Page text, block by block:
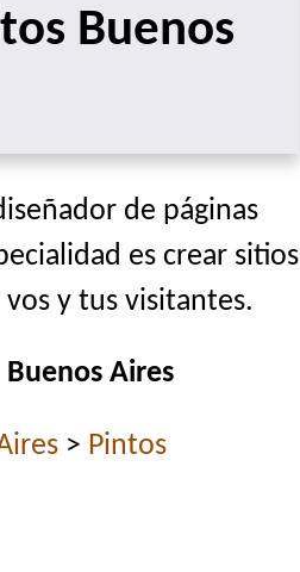
Buenos
de páginas
es crear sitios
y tus visitantes.
Aires
> Pintos